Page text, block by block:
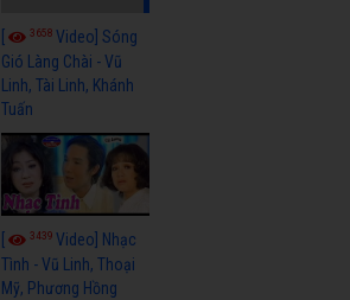
3658Video] Sóng
Gió Làng Chài - Vũ
Linh, Tài Linh, Khánh
Tuấn
3439Video] Nhạc
Tình - Vũ Linh, Thoại
Mỹ, Phương Hồng